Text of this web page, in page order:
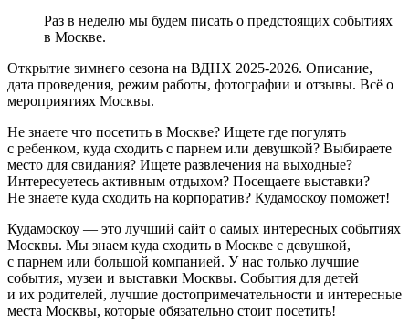
Раз в неделю мы будем писать о предстоящих событиях
в Москве.
Открытие зимнего сезона на ВДНХ 2025-2026. Описание,
дата проведения, режим работы, фотографии и отзывы. Всё о
мероприятиях Москвы.
Не знаете что посетить в Москве? Ищете где погулять
с ребенком, куда сходить с парнем или девушкой? Выбираете
место для свидания? Ищете развлечения на выходные?
Интересуетесь активным отдыхом? Посещаете выставки?
Не знаете куда сходить на корпоратив? Кудамоскоу поможет!
Кудамоскоу — это лучший сайт о самых интересных событиях
Москвы. Мы знаем куда сходить в Москве с девушкой,
с парнем или большой компанией. У нас только лучшие
события, музеи и выставки Москвы. События для детей
и их родителей, лучшие достопримечательности и интересные
места Москвы, которые обязательно стоит посетить!